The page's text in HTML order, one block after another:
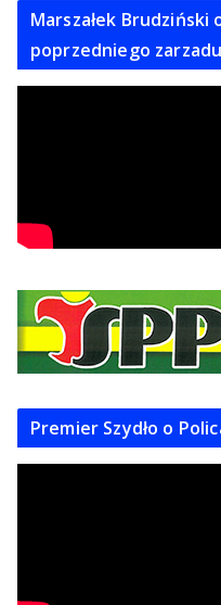
Marszałek Brudziński
poprzedniego zarzadu
Premier Szydło o